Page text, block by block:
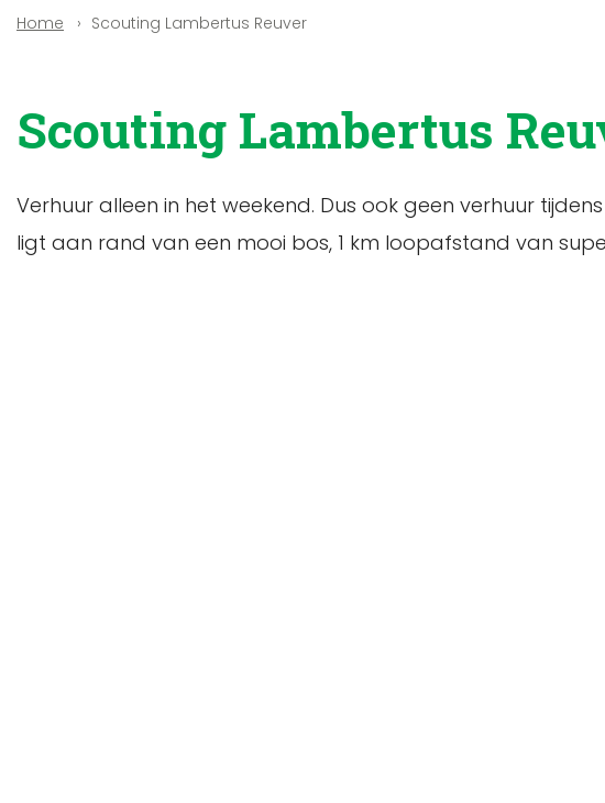
Home Scouting Lambertus Reuver
Scouting Lambertus
Verhuur alleen in het weekend. Dus ook geen verhuur
ligt aan rand van een mooi bos, 1 km loopafstand van